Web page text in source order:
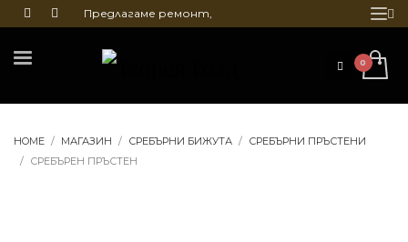
Предлагаме ремонт,
на бижута
HOME МАГАЗИН СРЕБЪРНИ БИЖУТА
СРЕБЪРНИ ПРЪСТЕНИ
СРЕБЪРЕН ПРЪСТЕН